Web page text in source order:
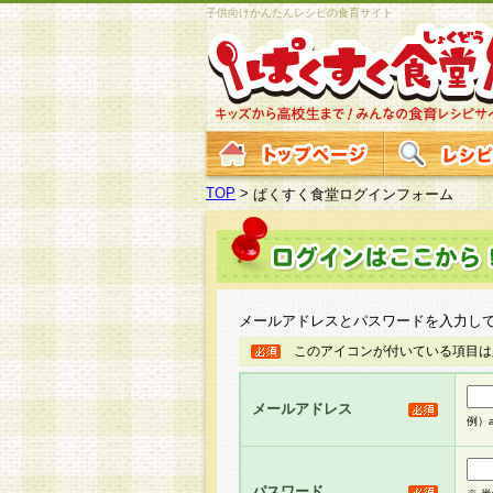
子供向けかんたんレシピの食育サイト
TOP >ぱくすく食堂ログインフォーム
メールアドレスとパスワードを入力し
このアイコンが付いている項目
メールアドレス
例）